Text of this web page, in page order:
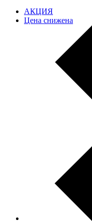
АКЦИЯ
Цена снижена